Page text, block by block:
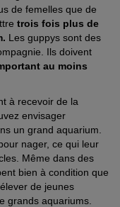
de femelles que de
trois fois plus de
Les guppys sont des
Ils doivent
au moins
à recevoir de la
envisager
un grand aquarium.
nager, ce qui leur
Même dans des
bien à condition que
de jeunes
grands aquariums.